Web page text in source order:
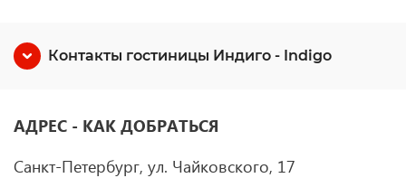
Контакты гостиницы Индиго - Indigo
АДРЕС - КАК ДОБРАТЬСЯ
Санкт-Петербург, ул. Чайковского, 17